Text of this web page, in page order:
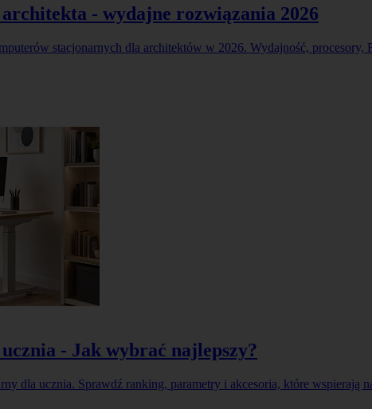
- wydajne rozwiązania 2026
stacjonarnych dla architektów w 2026. Wydajność,
- Jak wybrać najlepszy?
dla ucznia. Sprawdź ranking, parametry i akcesoria, które wspierają